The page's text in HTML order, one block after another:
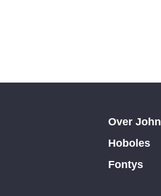
Over John
Hoboles
Fontys